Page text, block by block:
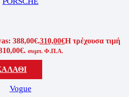
388,00€.310,00€Η τρέχουσα τιμή
συμπ. Φ.Π.Α.
Vogue